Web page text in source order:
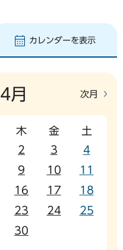
カレンダーを表示
4月 次月
木 金
土
2 3
4
9 10
11
16 17
18
23 24
25
30